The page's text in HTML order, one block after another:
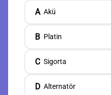
A Akü
B Platin
C Sigorta
D Alternatör